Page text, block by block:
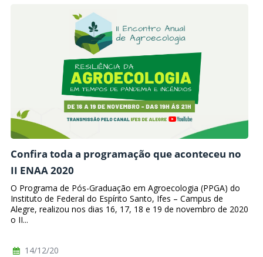
Confira toda a programação que aconteceu no
II ENAA 2020
O Programa de Pós-Graduação em Agroecologia (PPGA) do
Instituto de Federal do Espírito Santo, Ifes – Campus de
Alegre, realizou nos dias 16, 17, 18 e 19 de novembro de 2020
o II...
14/12/20